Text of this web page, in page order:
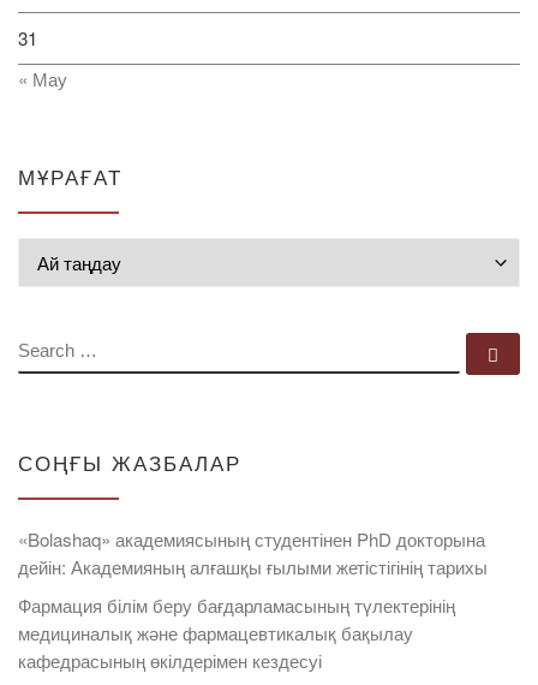
31
« Мау
МҰРАҒАТ
SEARCH
СОҢҒЫ ЖАЗБАЛАР
«Bolashaq» академиясының студентінен PhD докторына
дейін: Академияның алғашқы ғылыми жетістігінің тарихы
Фармация білім беру бағдарламасының түлектерінің
медициналық және фармацевтикалық бақылау
кафедрасының өкілдерімен кездесуі